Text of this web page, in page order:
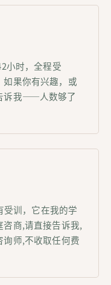
小时，全程受
果你有兴趣，或
诉我——人数够了
受训，它在我的学
商,请直接告诉我,
师,不收取任何费